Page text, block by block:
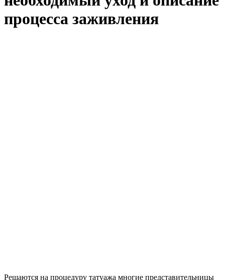
процесса заживления
Решаются на процедуру татуажа многие представительницы